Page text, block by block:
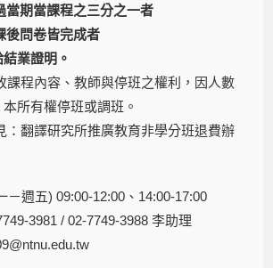
當期當課程之三分之一者
後問卷皆完成者
業證明。
課程內容、教師與停班之權利，因人數
所有權停班或調班。
：翻譯研究所推廣教育非學分班退費辦
－週五) 09:00-12:00、14:00-17:00
3981 / 02-7749-3988 李助理